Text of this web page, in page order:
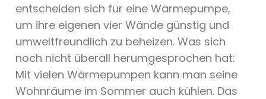
entscheiden sich für eine Wärmepumpe,
um ihre eigenen vier Wände günstig und
umweltfreundlich zu beheizen. Was sich
noch nicht überall herumgesprochen hat:
Mit vielen Wärmepumpen kann man seine
Wohnräume im Sommer auch kühlen. Das